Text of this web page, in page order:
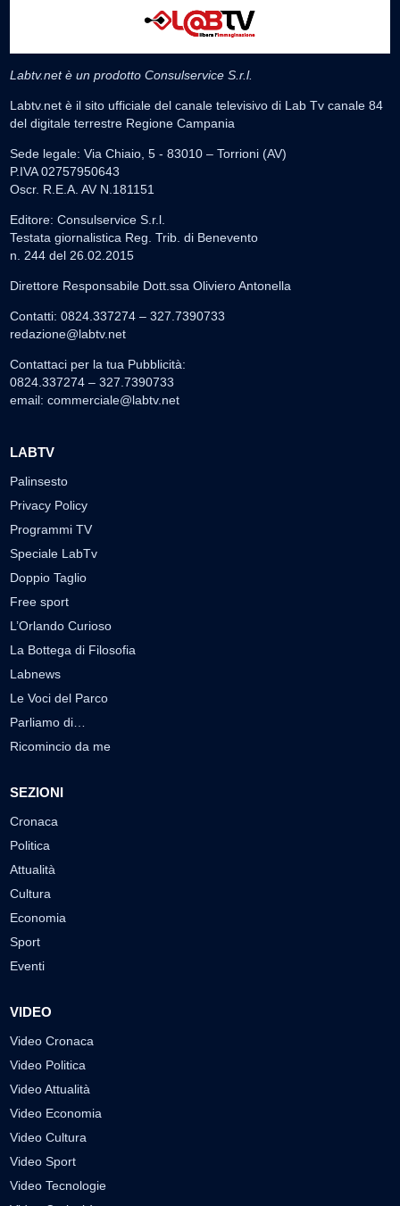
Labtv.net è un prodotto Consulservice S.r.l.
Labtv.net è il sito ufficiale del canale televisivo di Lab Tv canale 84
del digitale terrestre Regione Campania
Sede legale: Via Chiaio, 5 - 83010 – Torrioni (AV)
P.IVA 02757950643
Oscr. R.E.A. AV N.181151
Editore: Consulservice S.r.l.
Testata giornalistica Reg. Trib. di Benevento
n. 244 del 26.02.2015
Direttore Responsabile Dott.ssa Oliviero Antonella
Contatti: 0824.337274 – 327.7390733
redazione@labtv.net
Contattaci per la tua Pubblicità:
0824.337274 – 327.7390733
email: commerciale@labtv.net
LABTV
Palinsesto
Privacy Policy
Programmi TV
Speciale LabTv
Doppio Taglio
Free sport
L’Orlando Curioso
La Bottega di Filosofia
Labnews
Le Voci del Parco
Parliamo di…
Ricomincio da me
SEZIONI
Cronaca
Politica
Attualità
Cultura
Economia
Sport
Eventi
VIDEO
Video Cronaca
Video Politica
Video Attualità
Video Economia
Video Cultura
Video Sport
Video Tecnologie